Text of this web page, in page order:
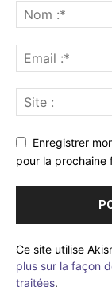
Enregistrer
pour la prochaine
Ce site utilise
plus sur la façon
traitées.